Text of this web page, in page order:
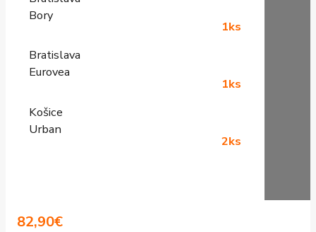
Bory
1ks
Bratislava
Eurovea
1ks
Košice
Urban
2ks
82,90€